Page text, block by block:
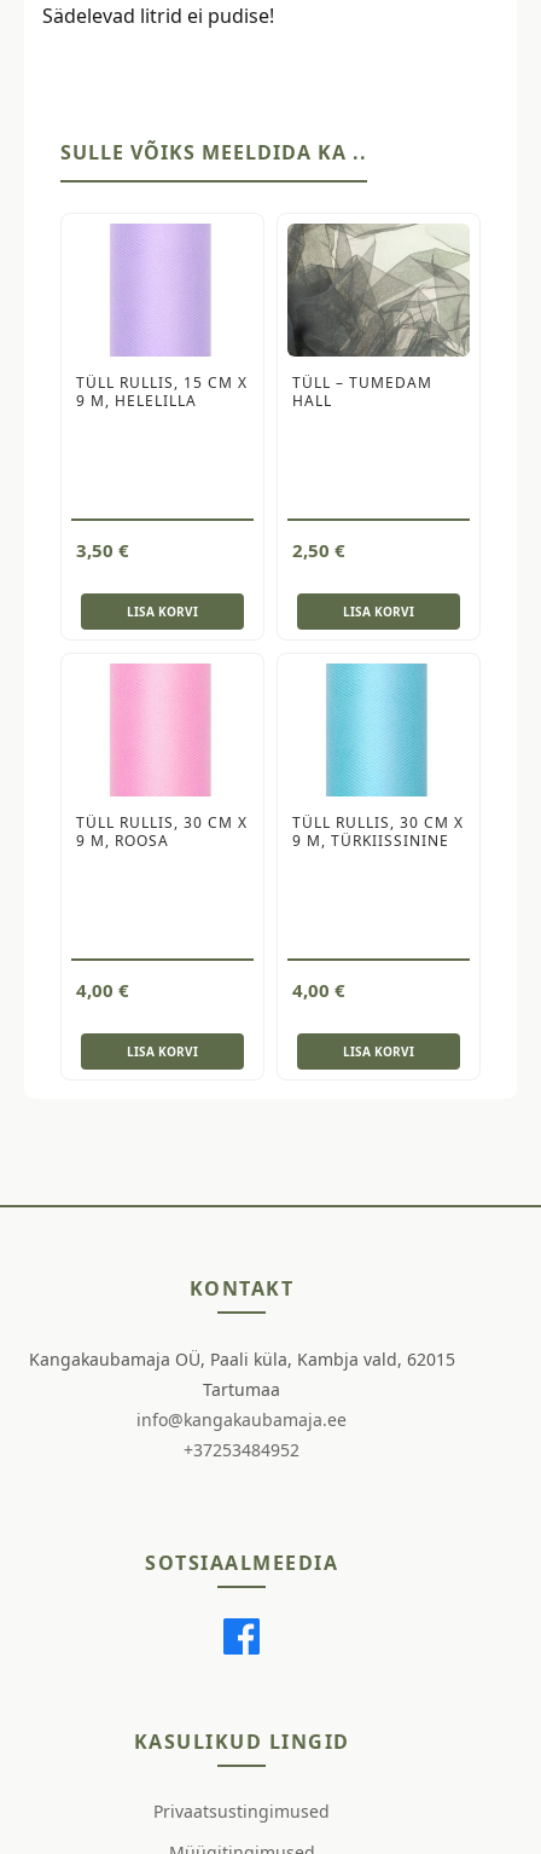
Sädelevad litrid ei pudise!
SULLE VÕIKS MEELDIDA KA ..
TÜLL RULLIS, 15 CM X
9 M, HELELILLA
3,50 €
LISA KORVI
TÜLL – TUMEDAM
HALL
2,50 €
LISA KORVI
TÜLL RULLIS, 30 CM X
9 M, ROOSA
4,00 €
LISA KORVI
TÜLL RULLIS, 30 CM X
9 M, TÜRKIISSININE
4,00 €
LISA KORVI
KONTAKT
Kangakaubamaja OÜ, Paali küla, Kambja vald, 62015
Tartumaa
info@kangakaubamaja.ee
+37253484952
SOTSIAALMEEDIA
KASULIKUD LINGID
Privaatsustingimused